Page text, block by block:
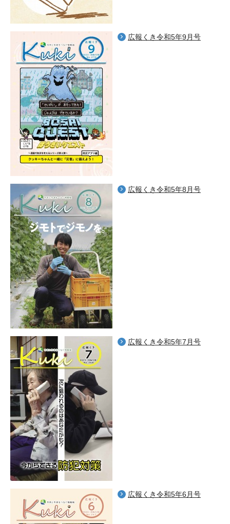
広報くき令和5年9月号
広報くき令和5年8月号
広報くき令和5年7月号
広報くき令和5年6月号